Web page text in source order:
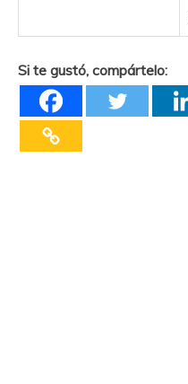
Si te gustó, compártelo: